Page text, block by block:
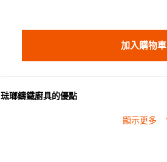
加入購物車
琺瑯鑄鐵廚具的優點
• 琺瑯鑄鐵傳熱性均勻，不會產生過熱點。